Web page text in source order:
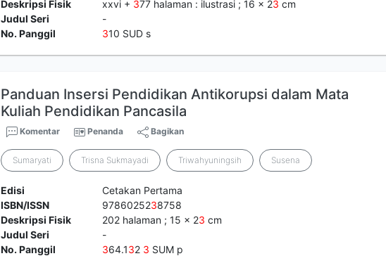
Deskripsi Fisik
xxvi + 377 halaman : ilustrasi ; 16 x 23 cm
Judul Seri
-
No. Panggil
310 SUD s
Panduan Insersi Pendidikan Antikorupsi dalam Mata
Kuliah Pendidikan Pancasila
Komentar Penanda Bagikan
Sumaryati Trisna Sukmayadi Triwahyuningsih Susena
Edisi
Cetakan Pertama
ISBN/ISSN
9786025238758
Deskripsi Fisik
202 halaman ; 15 x 23 cm
Judul Seri
-
No. Panggil
364.132 3 SUM p